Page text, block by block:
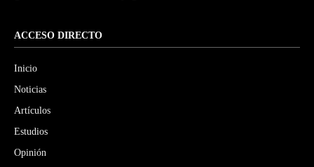
ACCESO DIRECTO
Inicio
Noticias
Artículos
Estudios
Opinión